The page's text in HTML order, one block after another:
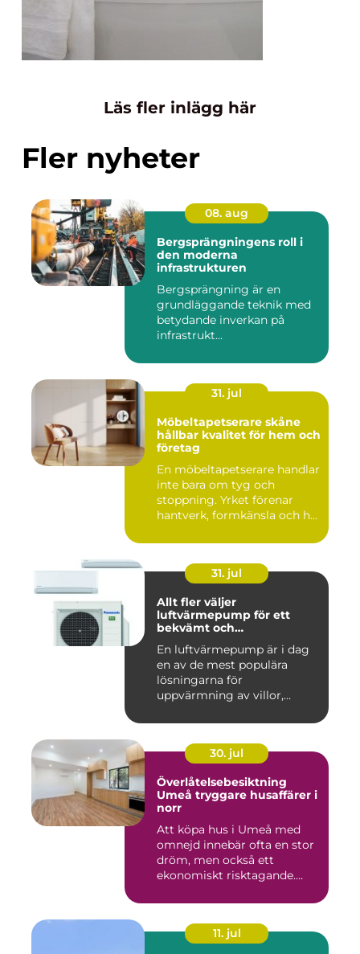
Läs fler inlägg här
Fler nyheter
08. aug
Bergsprängningens roll i
den moderna
infrastrukturen
Bergsprängning är en
grundläggande teknik med
betydande inverkan på
infrastrukt...
31. jul
Möbeltapetserare skåne
hållbar kvalitet för hem och
företag
En möbeltapetserare handlar
inte bara om tyg och
stoppning. Yrket förenar
hantverk, formkänsla och h...
31. jul
Allt fler väljer
luftvärmepump för ett
bekvämt och
En luftvärmepump är i dag
en av de mest populära
lösningarna för
uppvärmning av villor,
30. jul
Överlåtelsebesiktning
Umeå tryggare husaffärer i
norr
Att köpa hus i Umeå med
omnejd innebär ofta en stor
dröm, men också ett
ekonomiskt risktagande.
11. jul